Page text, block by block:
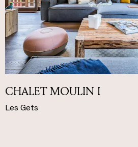
CHALET MOULIN I
Les Gets